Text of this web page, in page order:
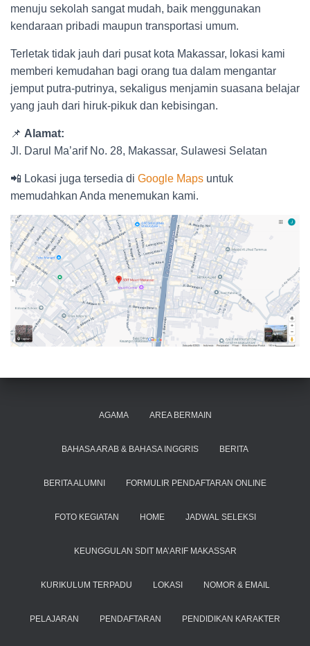
menuju sekolah sangat mudah, baik menggunakan
kendaraan pribadi maupun transportasi umum.
Terletak tidak jauh dari pusat kota Makassar, lokasi kami
memberi kemudahan bagi orang tua dalam mengantar
jemput putra-putrinya, sekaligus menjamin suasana belajar
yang jauh dari hiruk-pikuk dan kebisingan.
📌 Alamat:
Jl. Darul Ma’arif No. 28, Makassar, Sulawesi Selatan
📲 Lokasi juga tersedia di Google Maps untuk
memudahkan Anda menemukan kami.
AGAMA AREA BERMAIN
BAHASA ARAB & BAHASA INGGRIS BERITA
BERITA ALUMNI FORMULIR PENDAFTARAN ONLINE
FOTO KEGIATAN HOME JADWAL SELEKSI
KEUNGGULAN SDIT MA’ARIF MAKASSAR
KURIKULUM TERPADU LOKASI NOMOR & EMAIL
PELAJARAN PENDAFTARAN PENDIDIKAN KARAKTER